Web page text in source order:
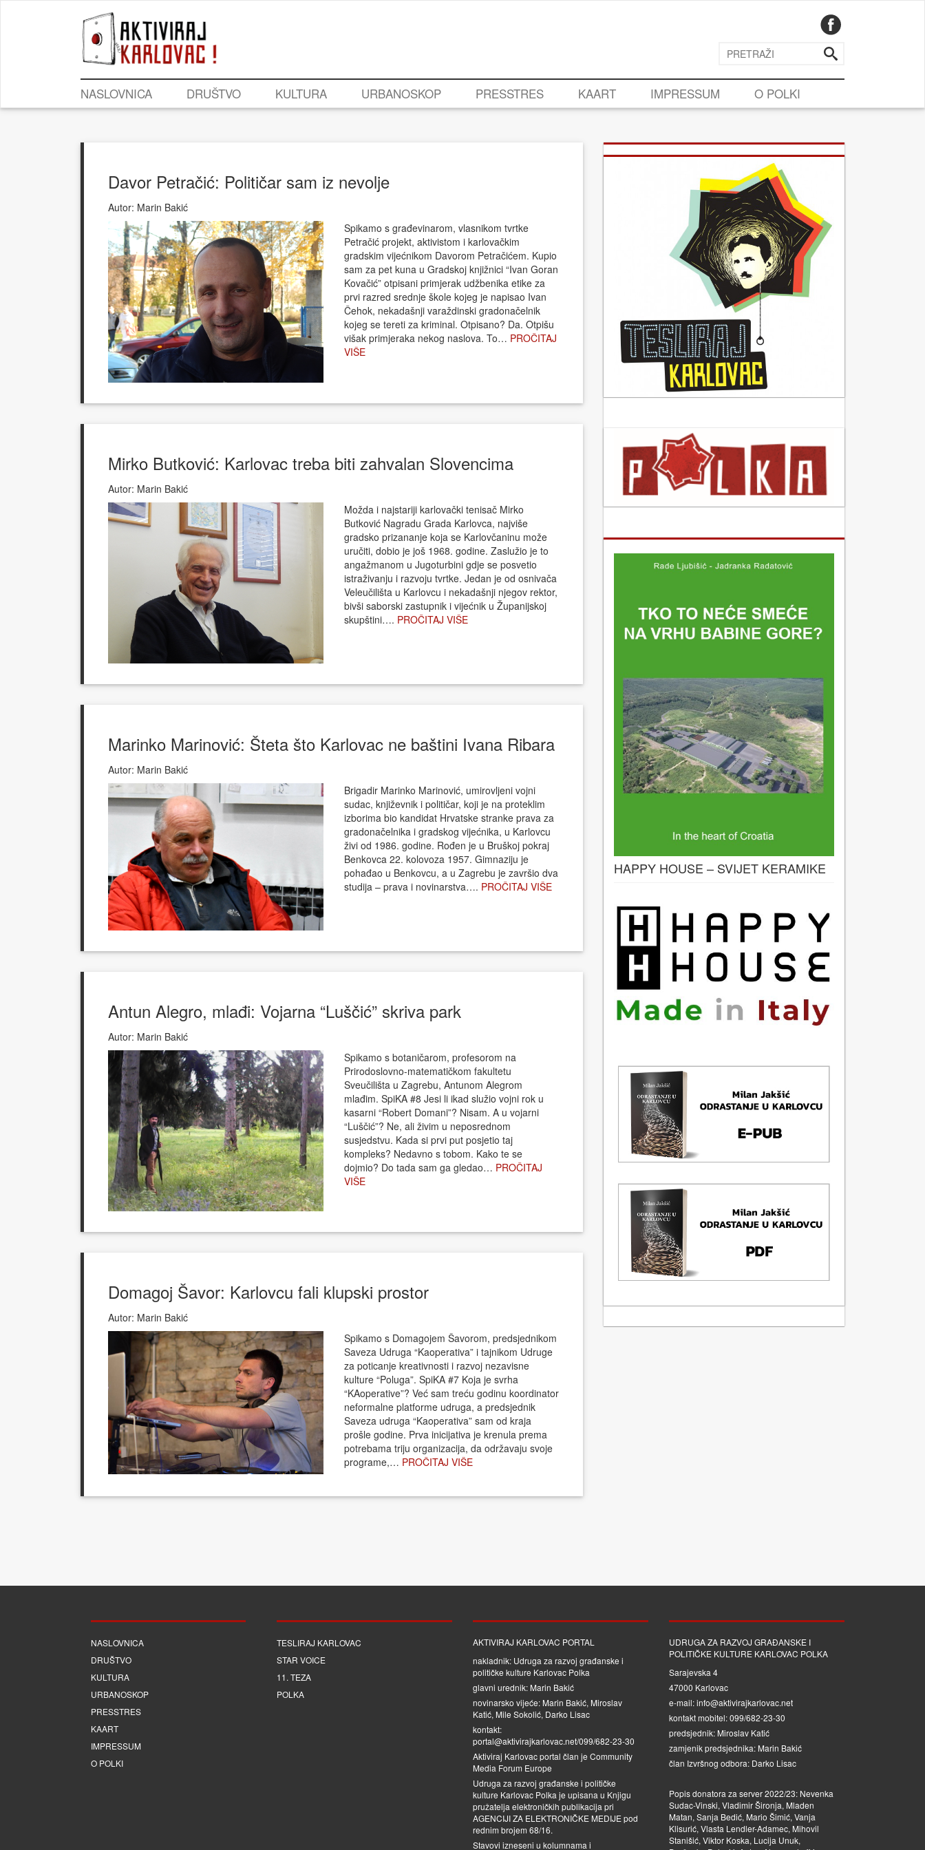
NASLOVNICA DRUŠTVO KULTURA URBANOSKOP PRESSTRES KAART IMPRESSUM O POLKI
Davor Petračić: Političar sam iz nevolje
Autor: Marin Bakić
Spikamo s građevinarom, vlasnikom tvrtke
Petračić projekt, aktivistom i karlovačkim
gradskim vijećnikom Davorom Petračićem. Kupio
sam za pet kuna u Gradskoj knjižnici “Ivan Goran
Kovačić” otpisani primjerak udžbenika etike za
prvi razred srednje škole kojeg je napisao Ivan
Čehok, nekadašnji varaždinski gradonačelnik
kojeg se tereti za kriminal. Otpisano? Da. Otpišu
višak primjeraka nekog naslova. To… PROČITAJ
VIŠE
Mirko Butković: Karlovac treba biti zahvalan Slovencima
Autor: Marin Bakić
Možda i najstariji karlovački tenisač Mirko
Butković Nagradu Grada Karlovca, najviše
gradsko prizananje koja se Karlovčaninu može
uručiti, dobio je još 1968. godine. Zaslužio je to
angažmanom u Jugoturbini gdje se posvetio
istraživanju i razvoju tvrtke. Jedan je od osnivača
Veleučilišta u Karlovcu i nekadašnji njegov rektor,
bivši saborski zastupnik i vijećnik u Županijskoj
skupštini…. PROČITAJ VIŠE
Marinko Marinović: Šteta što Karlovac ne baštini Ivana Ribara
Autor: Marin Bakić
Brigadir Marinko Marinović, umirovljeni vojni
sudac, književnik i političar, koji je na proteklim
izborima bio kandidat Hrvatske stranke prava za
gradonačelnika i gradskog vijećnika, u Karlovcu
živi od 1986. godine. Rođen je u Bruškoj pokraj
Benkovca 22. kolovoza 1957. Gimnaziju je
pohađao u Benkovcu, a u Zagrebu je završio dva
studija – prava i novinarstva…. PROČITAJ VIŠE
Antun Alegro, mlađi: Vojarna “Luščić” skriva park
Autor: Marin Bakić
Spikamo s botaničarom, profesorom na
Prirodoslovno-matematičkom fakultetu
Sveučilišta u Zagrebu, Antunom Alegrom
mlađim. SpiKA #8 Jesi li ikad služio vojni rok u
kasarni “Robert Domani”? Nisam. A u vojarni
“Luščić”? Ne, ali živim u neposrednom
susjedstvu. Kada si prvi put posjetio taj
kompleks? Nedavno s tobom. Kako te se
dojmio? Do tada sam ga gledao… PROČITAJ
VIŠE
Domagoj Šavor: Karlovcu fali klupski prostor
Autor: Marin Bakić
Spikamo s Domagojem Šavorom, predsjednikom
Saveza Udruga “Kaoperativa” i tajnikom Udruge
za poticanje kreativnosti i razvoj nezavisne
kulture “Poluga”. SpiKA #7 Koja je svrha
“KAoperative”? Već sam treću godinu koordinator
neformalne platforme udruga, a predsjednik
Saveza udruga “Kaoperativa” sam od kraja
prošle godine. Prva inicijativa je krenula prema
potrebama triju organizacija, da održavaju svoje
programe,… PROČITAJ VIŠE
HAPPY HOUSE – SVIJET KERAMIKE
NASLOVNICA
DRUŠTVO
KULTURA
URBANOSKOP
PRESSTRES
KAART
IMPRESSUM
O POLKI
TESLIRAJ KARLOVAC
STAR VOICE
11. TEZA
POLKA
AKTIVIRAJ KARLOVAC PORTAL
nakladnik: Udruga za razvoj građanske i
političke kulture Karlovac Polka
glavni urednik: Marin Bakić
novinarsko vijeće: Marin Bakić, Miroslav
Katić, Mile Sokolić, Darko Lisac
kontakt:
portal@aktivirajkarlovac.net/099/682-23-30
Aktiviraj Karlovac portal član je Community
Media Forum Europe
Udruga za razvoj građanske i političke
kulture Karlovac Polka je upisana u Knjigu
pružatelja elektroničkih publikacija pri
AGENCIJI ZA ELEKTRONIČKE MEDIJEpod
rednim brojem 68/16.
Stavovi izneseni u kolumnama i
UDRUGA ZA RAZVOJ GRAĐANSKE I
POLITIČKE KULTURE KARLOVAC POLKA
Sarajevska 4
47000 Karlovac
e-mail: info@aktivirajkarlovac.net
kontakt mobitel: 099/682-23-30
predsjednik: Miroslav Katić
zamjenik predsjednika: Marin Bakić
član Izvršnog odbora: Darko Lisac
Popis donatora za server 2022/23: Nevenka
Sudac-Vinski, Vladimir Šironja, Mladen
Matan, Sanja Bedić, Mario Šimić, Vanja
Klisurić, Vlasta Lendler-Adamec, Mihovil
Stanišić, Viktor Koska, Lucija Unuk,